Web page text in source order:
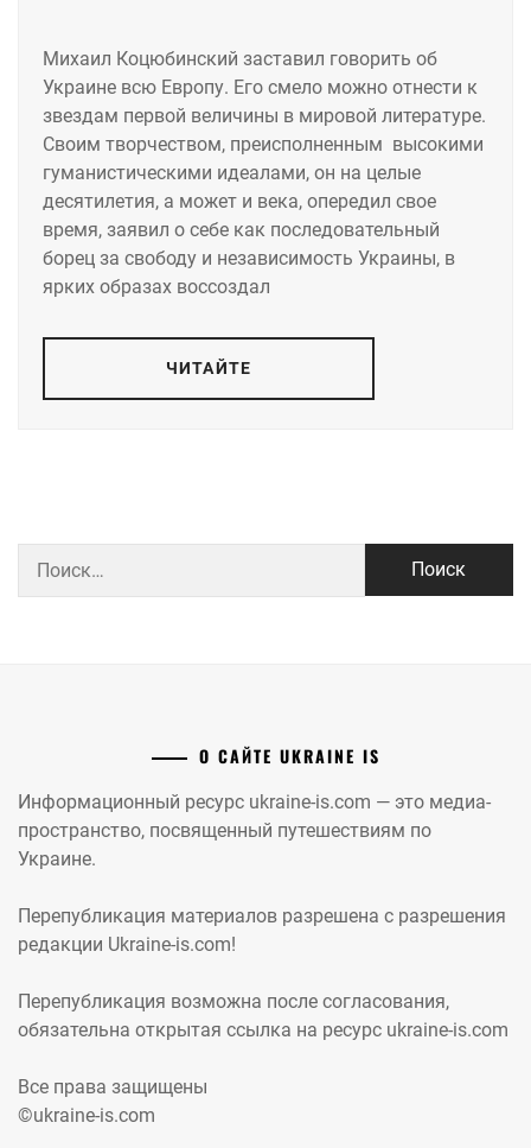
Михаил Коцюбинский заставил говорить об
Украине всю Европу. Его смело можно отнести к
звездам первой величины в мировой литературе.
Своим творчеством, преисполненным высокими
гуманистическими идеалами, он на целые
десятилетия, а может и века, опередил свое
время, заявил о себе как последовательный
борец за свободу и независимость Украины, в
ярких образах воссоздал
ЧИТАЙТЕ
О САЙТЕ UKRAINE IS
Информационный ресурс ukraine-is.com — это медиа-
пространство, посвященный путешествиям по
Украине.
Перепубликация материалов разрешена с разрешения
редакции Ukraine-is.com!
Перепубликация возможна после согласования,
обязательна открытая ссылка на ресурс ukraine-is.com
Все права защищены
©ukraine-is.com